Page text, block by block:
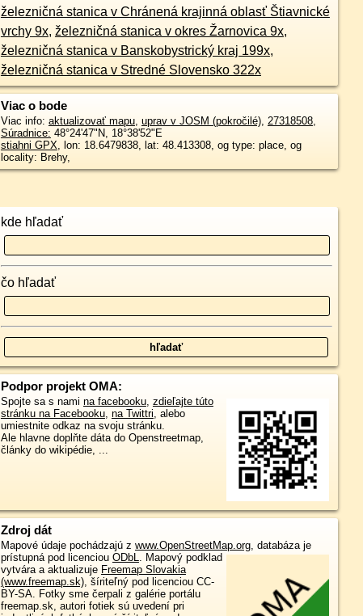
železničná stanica v Chránená krajinná oblasť Štiavnické
vrchy 9x, železničná stanica v okres Žarnovica 9x,
železničná stanica v Banskobystrický kraj 199x,
železničná stanica v Stredné Slovensko 322x
Viac o bode
Viac info: aktualizovať mapu, uprav v JOSM (pokročilé), 27318508,
Súradnice: 48°24'47"N, 18°38'52"E
stiahni GPX, lon: 18.6479838, lat: 48.413308, og type: place, og
locality: Brehy,
kde hľadať
čo hľadať
Podpor projekt OMA:
Spojte sa s nami na facebooku, zdieľajte túto
stránku na Facebooku, na Twittri, alebo
umiestnite odkaz na svoju stránku.
Ale hlavne doplňte dáta do Openstreetmap,
články do wikipédie, ...
Zdroj dát
Mapové údaje pochádzajú z www.OpenStreetMap.org, databáza je
prístupná pod licenciou ODbL. Mapový podklad
vytvára a aktualizuje Freemap Slovakia
(www.freemap.sk), šíriteľný pod licenciou CC-
BY-SA. Fotky sme čerpali z galérie portálu
freemap.sk, autori fotiek sú uvedení pri